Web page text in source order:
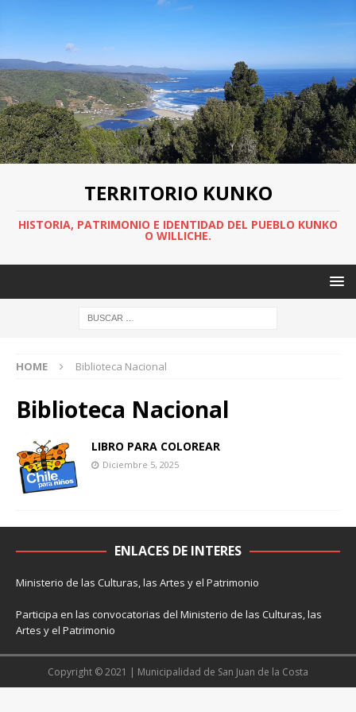
TERRITORIO KUNKO
HISTORIA, PATRIMONIO E IDENTIDAD DEL PUEBLO KUNKO
O WILLICHE.
HOME Biblioteca Nacional
Biblioteca Nacional
LIBRO PARA COLOREAR
Diciembre 5, 2025
ENLACES DE INTERES
Ministerio de las Culturas, las Artes y el Patrimonio
Participa en las convocatorias del Ministerio de las Culturas, las
Artes y el Patrimonio
Copyright © 2021 | Municipalidad de San Juan de la Costa